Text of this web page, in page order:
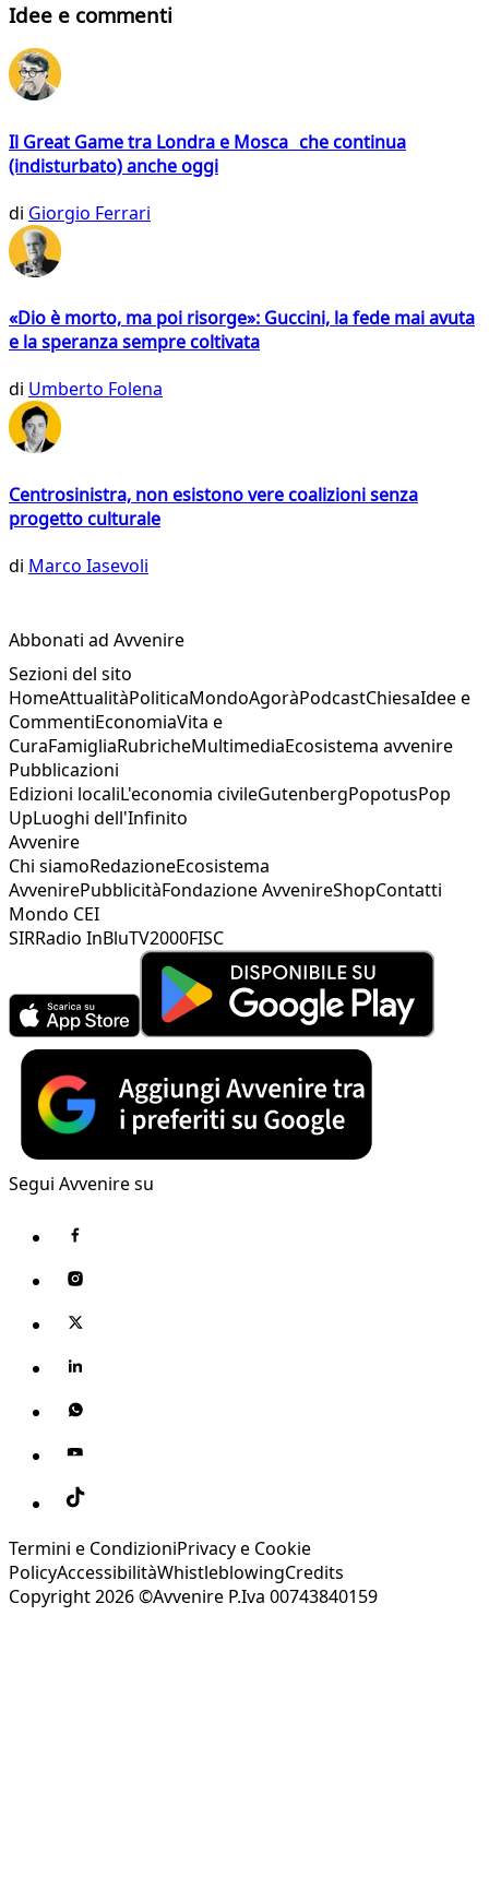
Idee e commenti
Il Great Game tra Londra e Mosca che continua
(indisturbato) anche oggi
di Giorgio Ferrari
«Dio è morto, ma poi risorge»: Guccini, la fede mai avuta
e la speranza sempre coltivata
di Umberto Folena
Centrosinistra, non esistono vere coalizioni senza
progetto culturale
di Marco Iasevoli
Abbonati ad Avvenire
Sezioni del sito
HomeAttualitàPoliticaMondoAgoràPodcastChiesaIdee e
CommentiEconomiaVita e
CuraFamigliaRubricheMultimediaEcosistema avvenire
Pubblicazioni
Edizioni localiL'economia civileGutenbergPopotusPop
UpLuoghi dell'Infinito
Avvenire
Chi siamoRedazioneEcosistema
AvvenirePubblicitàFondazione AvvenireShopContatti
Mondo CEI
SIRRadio InBluTV2000FISC
Segui Avvenire su
Termini e CondizioniPrivacy e Cookie
PolicyAccessibilitàWhistleblowingCredits
Copyright 2026 ©Avvenire P.Iva 00743840159